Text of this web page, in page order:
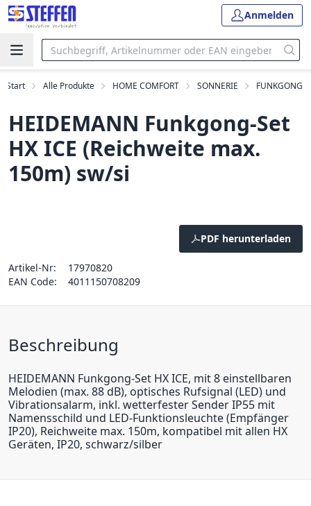
Anmelden
Start Alle Produkte HOME COMFORT SONNERIE FUNKGONG
HEIDEMANN Funkgong-Set
HX ICE (Reichweite max.
150m) sw/si
PDF herunterladen
Artikel-Nr:
17970820
EAN Code:
4011150708209
Beschreibung
HEIDEMANN Funkgong-Set HX ICE, mit 8 einstellbaren
Melodien (max. 88 dB), optisches Rufsignal (LED) und
Vibrationsalarm, inkl. wetterfester Sender IP55 mit
Namensschild und LED-Funktionsleuchte (Empfänger
IP20), Reichweite max. 150m, kompatibel mit allen HX
Geräten, IP20, schwarz/silber